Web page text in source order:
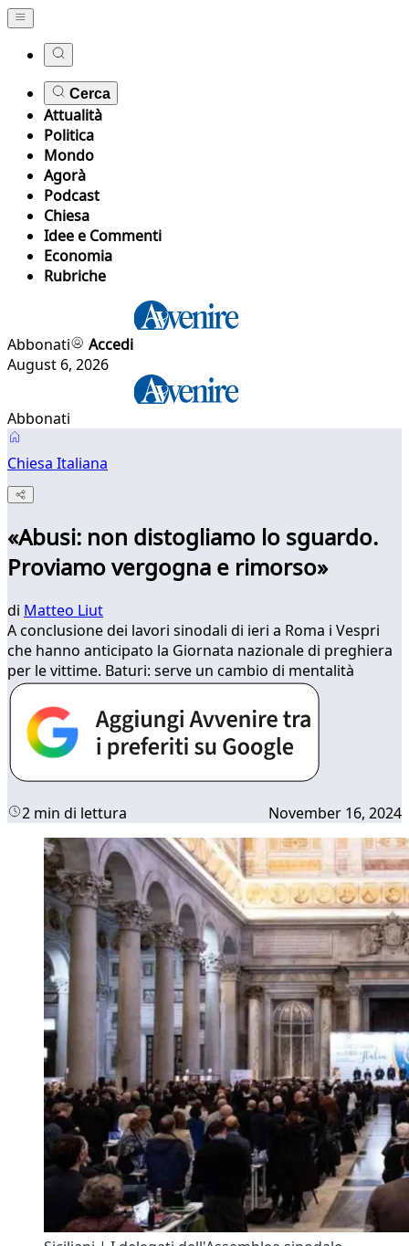
Cerca
Attualità
Politica
Mondo
Agorà
Podcast
Chiesa
Idee e Commenti
Economia
Rubriche
Abbonati
Accedi
August 6, 2026
Abbonati
Chiesa Italiana
«Abusi: non distogliamo lo sguardo.
Proviamo vergogna e rimorso»
di Matteo Liut
A conclusione dei lavori sinodali di ieri a Roma i Vespri
che hanno anticipato la Giornata nazionale di preghiera
per le vittime. Baturi: serve un cambio di mentalità
2 min di lettura November 16, 2024